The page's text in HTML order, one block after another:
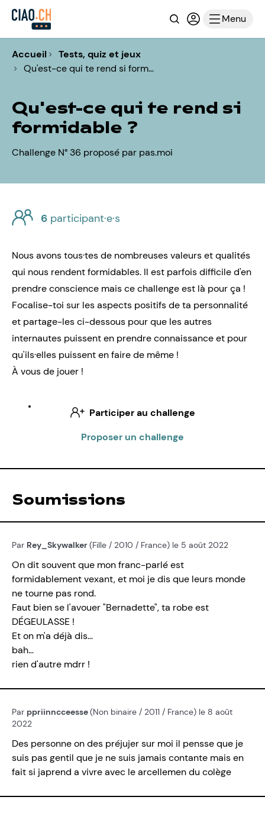
RechercheConnexion
Menu
Accueil
Tests, quiz et jeux
Qu'est-ce qui te rend si form…
Qu'est-ce qui te rend si
formidable ?
Challenge N° 36 proposé par pas.moi
6 participant·e·s
Nous avons tous·tes de nombreuses valeurs et qualités
qui nous rendent formidables. Il est parfois difficile d'en
prendre conscience mais ce challenge est là pour ça !
Focalise-toi sur les aspects positifs de ta personnalité
et partage-les ci-dessous pour que les autres
internautes puissent en prendre connaissance et pour
qu'ils·elles puissent en faire de même !
À vous de jouer !
Participer au challenge
Proposer un challenge
Soumissions
Par Rey_Skywalker(Fille / 2010 / France) le 5 août 2022
On dit souvent que mon franc-parlé est
formidablement vexant, et moi je dis que leurs monde
ne tourne pas rond.
Faut bien se l'avouer "Bernadette", ta robe est
DÉGEULASSE !
Et on m'a déjà dis…
bah…
rien d'autre mdrr !
Par ppriinncceesse(Non binaire / 2011 / France) le 8 août
2022
Des personne on des préjujer sur moi il pensse que je
suis pas gentil que je ne suis jamais contante mais en
fait si japrend a vivre avec le arcellemen du colège